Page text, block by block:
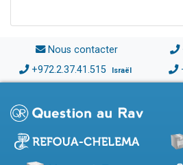
Nous contacter
+972.2.37.41.515 Israël